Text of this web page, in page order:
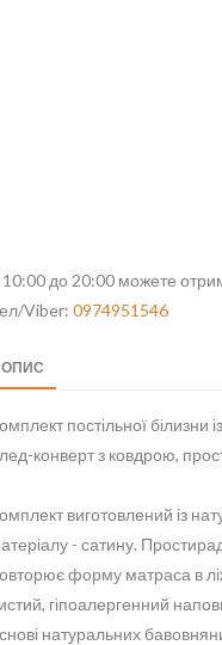
до 20:00 можете
Viber: 0974951546
ОПИС
постільної білизни
конверт з ковдрою,
виготовлений із
- сатину.
форму матраса в
гіпоалергенний
натуральних